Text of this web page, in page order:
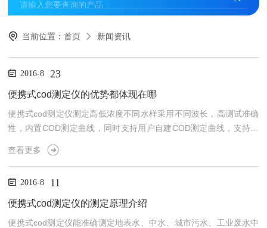
当前位置：首页 新闻资讯
2016-8 23
便携式cod测定仪的优势都体现在哪
便携式cod测定仪测定高低浓度不同水样采用不同波长，高测试准确
性，内置COD测定曲线，同时支持用户自建COD测定曲线，支持哈
希COD试剂，便携式cod测定仪具有很高的使用灵活性，可利用试剂
空白校正和标准调节功能来修正测试结果的系统差异，大屏幕COD
值，测试过程中具有人性化图标提示功能，可根据需要对测试结果进
行存储及输出，支持计算机下载数据，用户可根据需要扩展打印功
查看更多
2016-8 11
便携式cod测定仪的测定原理介绍
便携式cod测定仪能准确测定地表水、中水、城市污水、工业废水中